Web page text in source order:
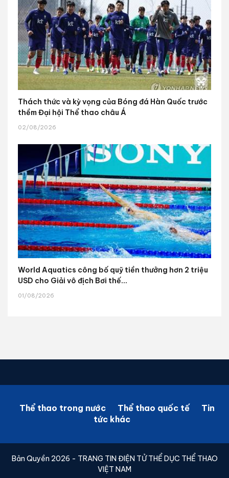
Thách thức và kỳ vọng của Bóng đá Hàn Quốc trước
thềm Đại hội Thể thao châu Á
02/08/2026
World Aquatics công bố quỹ tiền thưởng hơn 2 triệu
USD cho Giải vô địch Bơi thế...
01/08/2026
Thể thao trong nước Thể thao quốc tế
Tin
tức khác
Bản Quyền 2026 - TRANG TIN ĐIỆN TỬ THỂ DỤC THỂ THAO
VIỆT NAM